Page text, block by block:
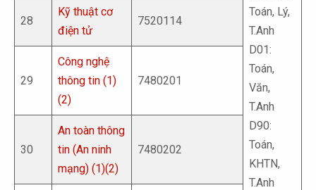
Toán, Lý,
T.Anh
D01:
Toán,
Văn,
T.Anh
D90:
Toán,
KHTN,
T.Anh
28
Kỹ thuật cơ
điện tử
7520114
29
Công nghệ
thông tin (1)
(2)
7480201
30
An toàn thông
tin (An ninh
mạng) (1)(2)
7480202